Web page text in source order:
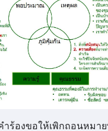
ำร้องขอให้เพิกถอนหมา